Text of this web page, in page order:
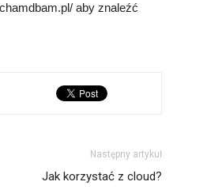
aby znaleźć
Następny artykuł
Jak korzystać z cloud?